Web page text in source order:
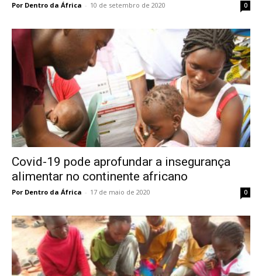
Por Dentro da África - 10 de setembro de 2020 0
Covid-19 pode aprofundar a insegurança
alimentar no continente africano
Por Dentro da África - 17 de maio de 2020 0